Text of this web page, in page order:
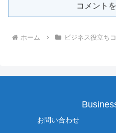
コメント
ホーム ビジネス役立ち
お問い合わせ